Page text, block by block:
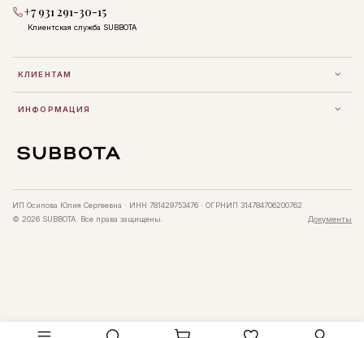
КЛИЕНТАМ
ИНФОРМАЦИЯ
+7 931 291-30-15
Клиентская служба SUBBOTA
ИП Осипова Юлия Сергеевна · ИНН 781429753476 · ОГРНИП 314784706200762
© 2026 SUBBOTA. Все права защищены.
Документы